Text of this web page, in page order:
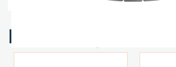
Relaterte produkter